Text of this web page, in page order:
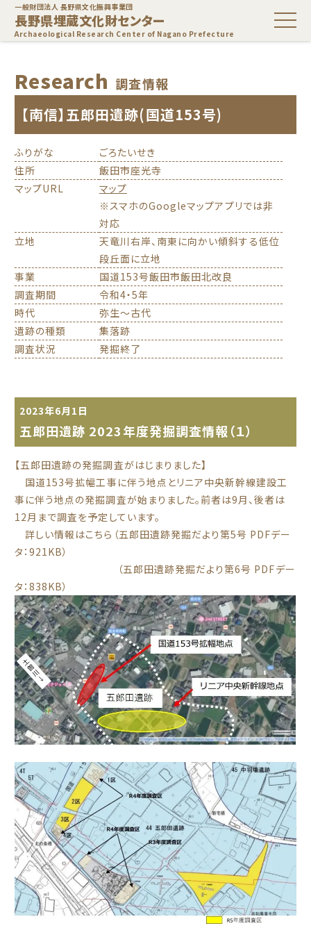
一般財団法人 長野県文化振興事業団
長野県埋蔵文化財センター
Archaeological Research Center of Nagano Prefecture
Research 調査情報
【南信】五郎田遺跡(国道153号)
ふりがな
ごろたいせき
住所
飯田市座光寺
マップURL
マップ
※スマホのGoogleマップアプリでは非
対応
立地
天竜川右岸、南東に向かい傾斜する低位
段丘面に立地
事業
国道153号飯田市飯田北改良
調査期間
令和4・5年
時代
弥生～古代
遺跡の種類
集落跡
調査状況
発掘終了
2023年6月1日
五郎田遺跡 2023年度発掘調査情報（１）
【五郎田遺跡の発掘調査がはじまりました】
国道153号拡幅工事に伴う地点とリニア中央新幹線建設工
事に伴う地点の発掘調査が始まりました。前者は9月、後者は
12月まで調査を予定しています。
詳しい情報はこちら （五郎田遺跡発掘だより第5号 PDFデー
タ：921KB）
（五郎田遺跡発掘だより第6号 PDFデー
タ：838KB）